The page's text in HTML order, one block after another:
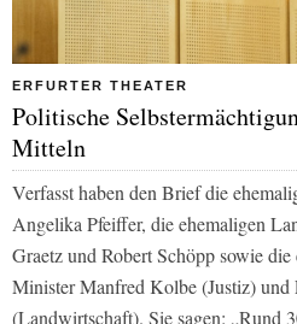
ERFURTER THEATER
Politische
Mitteln
Verfasst haben den Brief die
Angelika Pfeiffer, die ehemaligen
Graetz und Robert Schöpp sowie die
Minister Manfred Kolbe (Justiz) und
(Landwirtschaft). Sie sagen: „Rund